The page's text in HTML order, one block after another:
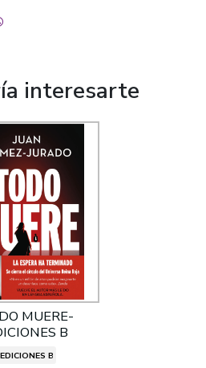
interesarte
MUERE-
B
EDICIONES B